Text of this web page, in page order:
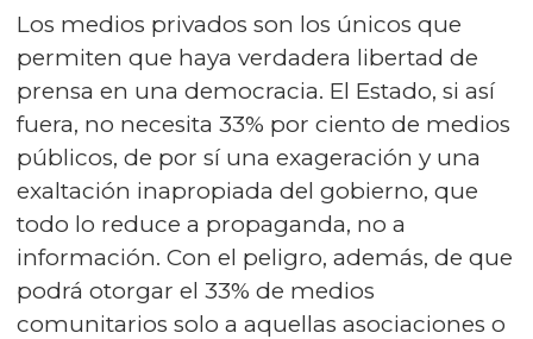
Los medios privados son los únicos que
permiten que haya verdadera libertad de
prensa en una democracia. El Estado, si así
fuera, no necesita 33% por ciento de medios
públicos, de por sí una exageración y una
exaltación inapropiada del gobierno, que
todo lo reduce a propaganda, no a
información. Con el peligro, además, de que
podrá otorgar el 33% de medios
comunitarios solo a aquellas asociaciones o